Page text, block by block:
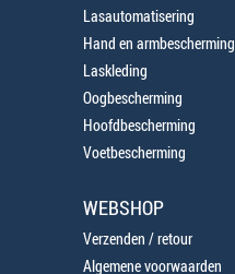
Lasautomatisering
Hand en armbescherming
Laskleding
Oogbescherming
Hoofdbescherming
Voetbescherming
WEBSHOP
Verzenden / retour
Algemene voorwaarden